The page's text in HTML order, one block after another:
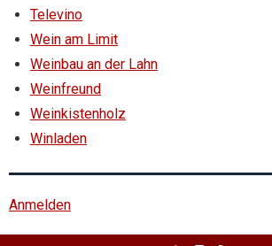
Televino
Wein am Limit
Weinbau an der Lahn
Weinfreund
Weinkistenholz
Winladen
Anmelden